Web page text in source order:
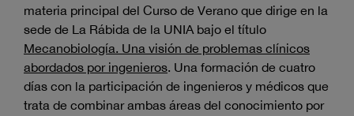
materia principal del Curso de Verano que dirige en la
sede de La Rábida de la UNIA bajo el título
Mecanobiología. Una visión de problemas clínicos
abordados por ingenieros. Una formación de cuatro
días con la participación de ingenieros y médicos que
trata de combinar ambas áreas del conocimiento por